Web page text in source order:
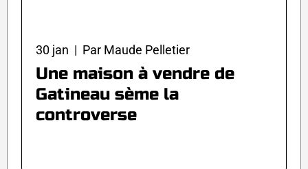
30 jan | Par Maude Pelletier
Une maison à vendre de
Gatineau sème la
controverse